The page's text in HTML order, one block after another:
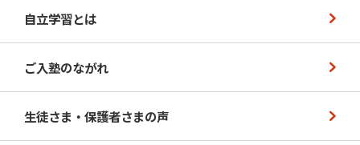
自立学習とは
ご入塾のながれ
生徒さま・保護者さまの声